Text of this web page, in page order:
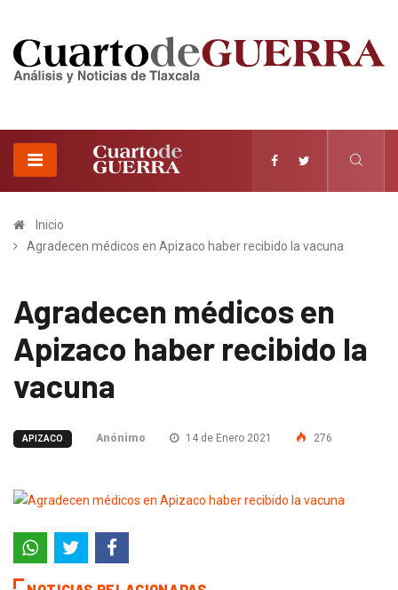
Inicio
Agradecen médicos en Apizaco haber recibido la vacuna
Agradecen médicos en
Apizaco haber recibido la
vacuna
APIZACO Anónimo 14 de Enero 2021 276